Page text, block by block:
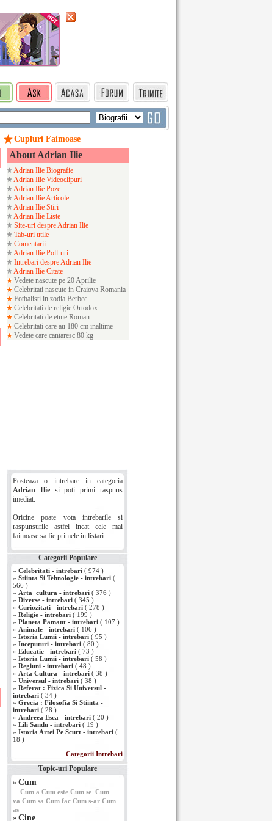
|
Cupluri Faimoase
About Adrian Ilie
Adrian Ilie Biografie
Adrian Ilie Videoclipuri
Adrian Ilie Poze
Adrian Ilie Articole
Adrian Ilie Stiri
Adrian Ilie Liste
Site-uri despre Adrian Ilie
Tab-uri utile
Comentarii
Adrian Ilie Poll-uri
Intrebari despre Adrian Ilie
Adrian Ilie Citate
Vedete nascute pe 20 Aprilie
Celebritati nascute in Craiova Romania
Fotbalisti in zodia Berbec
Celebritati de religie Ortodox
Celebritati de etnie Roman
Celebritati care au 180 cm inaltime
Vedete care cantaresc 80 kg
Posteaza o intrebare in categoria
Adrian Iliesi poti primi raspuns
imediat.
Oricine poate vota intrebarile si
raspunsurile astfel incat cele mai
faimoase sa fie primele in listari.
Categorii Populare
» Celebritati - intrebari ( 974 )
» Stiinta Si Tehnologie - intrebari (
566 )
» Arta_cultura - intrebari ( 376 )
» Diverse - intrebari ( 345 )
» Curiozitati - intrebari ( 278 )
» Religie - intrebari ( 199 )
» Planeta Pamant - intrebari ( 107 )
» Animale - intrebari ( 106 )
» Istoria Lumii - intrebari ( 95 )
» Inceputuri - intrebari ( 80 )
» Educatie - intrebari ( 73 )
» Istoria Lumii - intrebari ( 58 )
» Regiuni - intrebari ( 48 )
» Arta Cultura - intrebari ( 38 )
» Universul - intrebari ( 38 )
» Referat : Fizica Si Universul -
intrebari ( 34 )
» Grecia : Filosofia Si Stiinta -
intrebari ( 28 )
» Andreea Esca - intrebari ( 20 )
» Lili Sandu - intrebari ( 19 )
» Istoria Artei Pe Scurt - intrebari (
18 )
Categorii Intrebari
Topic-uri Populare
» Cum
Cum a Cum este Cum se Cum
va Cum sa Cum fac Cum s-ar Cum
as
» Cine